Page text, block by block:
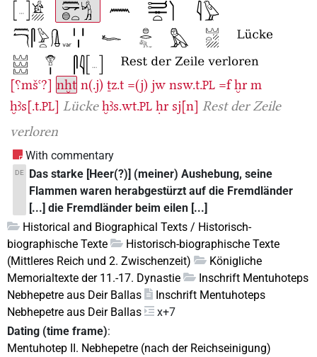
[⸮mšꜥ?] nḫt n(.j) ṯz.t =(j) jw nsw.t.PL =f ḫr m
ḫꜣs[.t.PL] Lücke ḫꜣs.wt.PL ḥr sj[n] Rest der Zeile
verloren
With commentary
DE
Das starke [Heer(?)] (meiner) Aushebung, seine
Flammen waren herabgestürzt auf die Fremdländer
[...] die Fremdländer beim eilen [...]
Historical and Biographical Texts / Historisch-
biographische Texte
Historisch-biographische Texte
(Mittleres Reich und 2. Zwischenzeit)
Königliche
Memorialtexte der 11.-17. Dynastie
Inschrift Mentuhoteps
Nebhepetre aus Deir Ballas
Inschrift Mentuhoteps
Nebhepetre aus Deir Ballas
x+7
Dating (time frame):
Mentuhotep II. Nebhepetre (nach der Reichseinigung)